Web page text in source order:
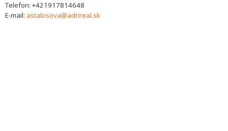
Telefon: +421917814648
E-mail: astalosova@adrireal.sk